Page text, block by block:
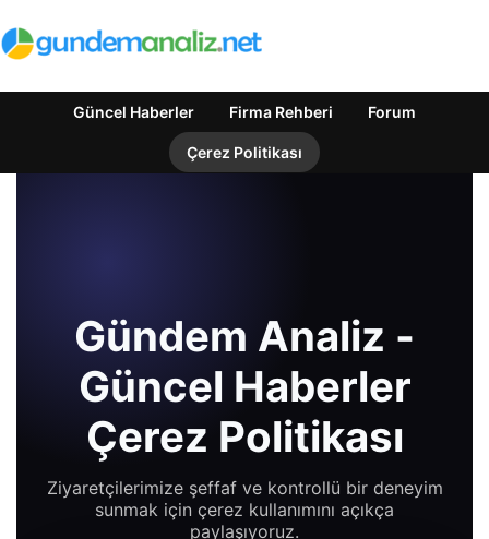
Güncel Haberler Firma Rehberi Forum
Çerez Politikası
Gündem Analiz -
Güncel Haberler
Çerez Politikası
Ziyaretçilerimize şeffaf ve kontrollü bir deneyim
sunmak için çerez kullanımını açıkça
paylaşıyoruz.